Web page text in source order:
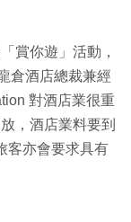
賞你遊」活動，
倉酒店總裁兼經
對酒店業很重
，酒店業料要到
客亦會要求具有